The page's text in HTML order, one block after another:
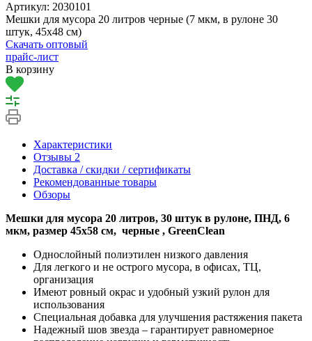
Артикул: 2030101
Мешки для мусора 20 литров черные (7 мкм, в рулоне 30
штук, 45х48 см)
Скачать оптовый
прайс-лист
В корзину
Характеристики
Отзывы 2
Доставка / скидки / сертификаты
Рекомендованные товары
Обзоры
Мешки для мусора 20 литров, 30 штук в рулоне, ПНД, 6
мкм, размер 45х58 см, черные , GreenClean
Однослойный полиэтилен низкого давления
Для легкого и не острого мусора, в офисах, ТЦ,
организация
Имеют ровный окрас и удобный узкий рулон для
использования
Специальная добавка для улучшения растяжения пакета
Надежный шов звезда – гарантирует равномерное